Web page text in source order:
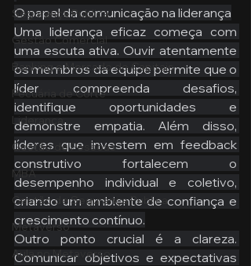
Segurança Publica
Gestão Comercial
Banking e Mercado de Capitais
Pecuária de Corte
Liderança
Gestão de Pessoas
MBA
Gestão de Segurança Publica
Metaverso
Aula no Metaverso
O papel da comunicação na liderança
Uma liderança eficaz começa com
uma escuta ativa. Ouvir atentamente
os membros da equipe permite que o
líder compreenda desafios,
identifique oportunidades e
demonstre empatia. Além disso,
líderes que investem em feedback
construtivo fortalecem o
desempenho individual e coletivo,
criando um ambiente de confiança e
crescimento contínuo.
Outro ponto crucial é a clareza.
Comunicar objetivos e expectativas